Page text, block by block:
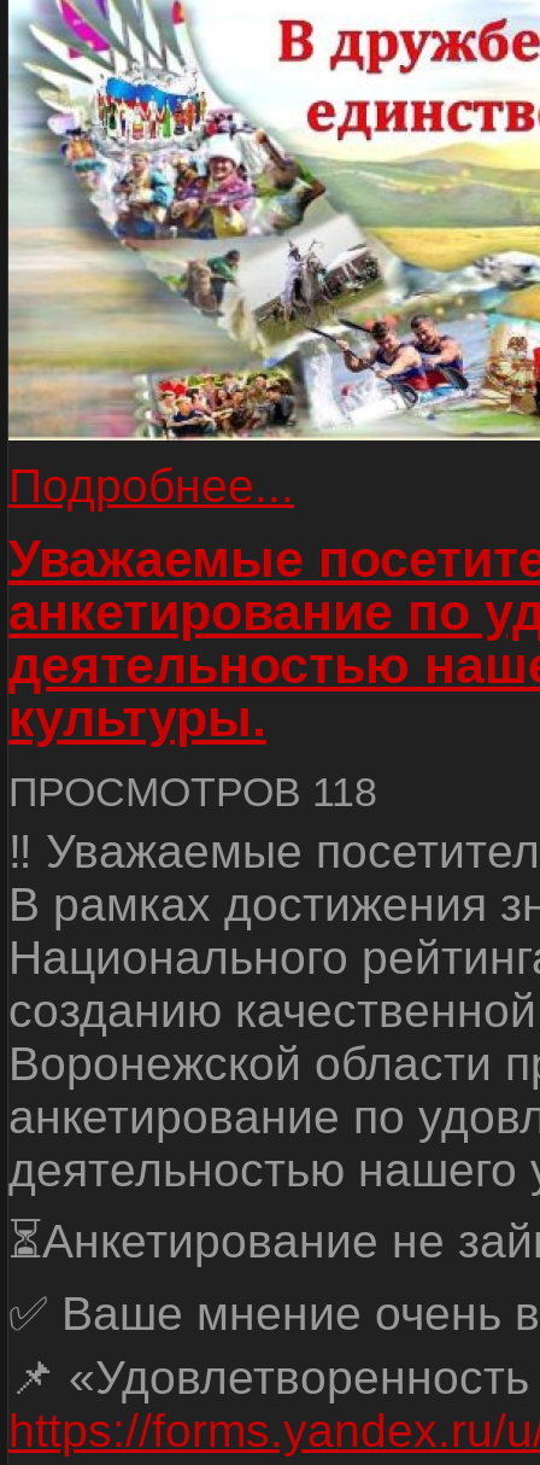
Подробнее...
Уважаемые
анкетирование по
деятельностью
культуры.
ПРОСМОТРОВ 118
‼ Уважаемые
В рамках достижения
Национального
созданию
Воронежской области
анкетирование по
деятельностью нашего
⏳Анкетирование не
✅ Ваше мнение очень
📌
https://forms.yandex.ru/